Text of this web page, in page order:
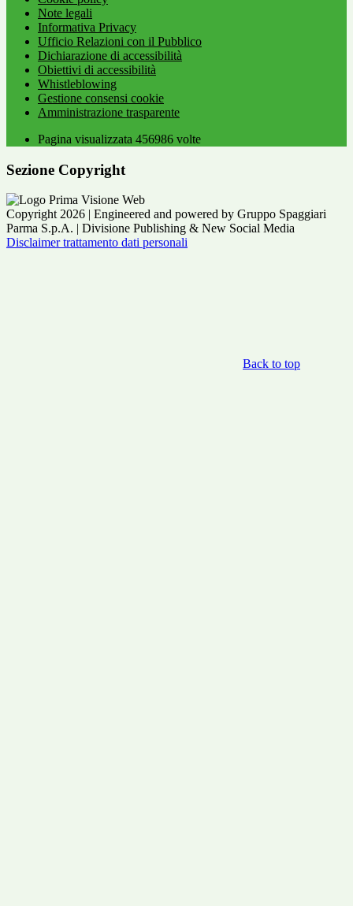
Note legali
Informativa Privacy
Ufficio Relazioni con il Pubblico
Dichiarazione di accessibilità
Obiettivi di accessibilità
Whistleblowing
Gestione consensi cookie
Amministrazione trasparente
Pagina visualizzata 456986 volte
Sezione Copyright
Copyright 2026 | Engineered and powered by Gruppo Spaggiari
Parma S.p.A. | Divisione Publishing & New Social Media
Disclaimer trattamento dati personali
Back to top